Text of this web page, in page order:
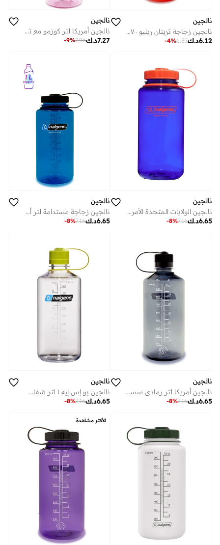
نالجين
نالجين زجاجة تريتان رينيو ٧٠٠ مل مرجاني مع فروست مرجاني مستدام
د.ك6.12
6.35
-4%
نالجين
نالجين أمريكا لتر كوزمو مع تاي داي بلاتينيوم تريتان رينيو زجاجة
د.ك7.27
7.96
-9%
نالجين
نالجين الولايات المتحدة الأمريكية 1 لتر فم واسع أخضر مستدام
د.ك6.65
7.16
-8%
نالجين
نالجين زجاجة مستدامة لتر أزرق سليت
د.ك6.65
7.16
-8%
نالجين
نالجين أمريكا لتر رمادي سستاين
د.ك6.65
7.16
-8%
نالجين
نالجين يو إس إيه ١ لتر شفاف مستدام بغطاء أخضر
د.ك6.65
7.16
-8%
الأكثر مشاهدة